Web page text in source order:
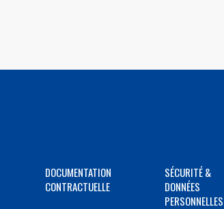
DOCUMENTATION
CONTRACTUELLE
SÉCURITÉ &
DONNÉES
PERSONNELLES